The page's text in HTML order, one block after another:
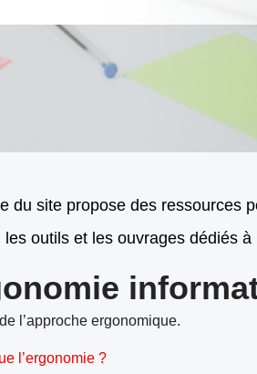
du site propose des ressources
les outils et les ouvrages dédiés à
l’approche ergonomique.
l’ergonomie ?